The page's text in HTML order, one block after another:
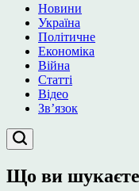
Новини
Україна
Політичне
Економіка
Війна
Статті
Відео
Зв’язок
Що ви